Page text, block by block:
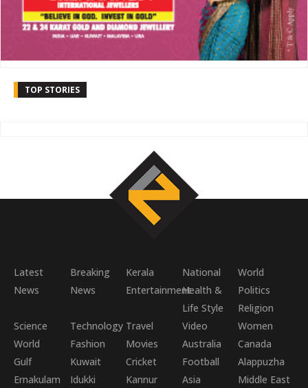
TOP STORIES
Latest
News
Breaking
News
Kerala National
World
EntertainmentHealth &
Life Style
Politics
Religion
Science
World
Technology Travel Video
Women
Fashion
Movies Australia
Canada
Gulf
Kuwait Cricket Football
Alappuzha
Ernakulam
Idukki Kannur Asia Middle East